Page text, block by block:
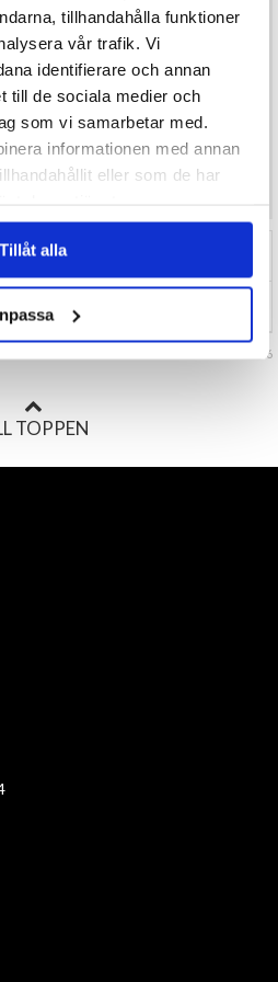
tillhandahålla funktioner
vår trafik. Vi
identifierare och annan
till de sociala medier och
som vi samarbetar med.
informationen med annan
eller som de har
Tillåt alla
och former
färger
breda penseldrag och allt
och DIY-projekt
både barn och vuxnasom älskar att
kreativ verkstad!
Art. nr 143966
TOPPEN